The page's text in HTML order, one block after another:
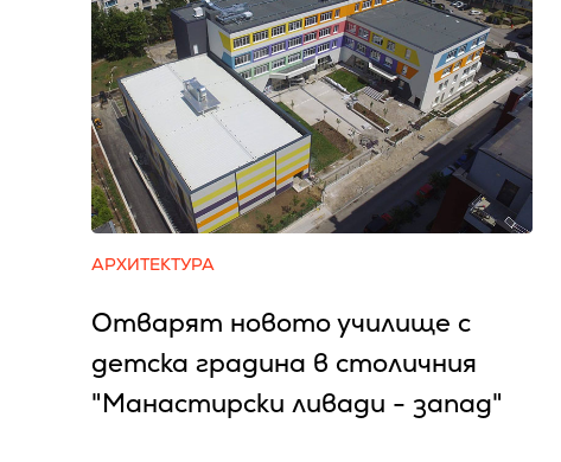
АРХИТЕКТУРА
Отварят новото училище с
детска градина в столичния
"Манастирски ливади - запад"